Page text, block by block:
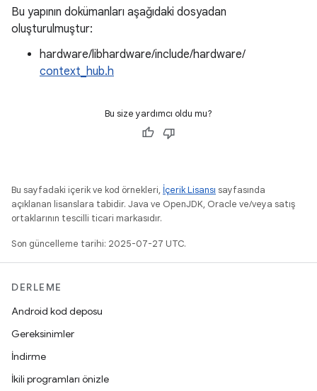
Bu yapının dokümanları aşağıdaki dosyadan
oluşturulmuştur:
hardware/libhardware/include/hardware/
context_hub.h
Bu size yardımcı oldu mu?
Bu sayfadaki içerik ve kod örnekleri, İçerik Lisansı sayfasında
açıklanan lisanslara tabidir. Java ve OpenJDK, Oracle ve/veya satış
ortaklarının tescilli ticari markasıdır.
Son güncelleme tarihi: 2025-07-27 UTC.
DERLEME
Android kod deposu
Gereksinimler
İndirme
İkili programları önizle